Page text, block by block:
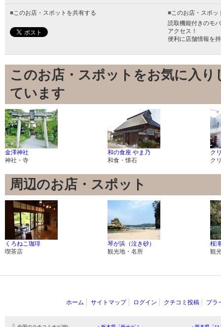
■ このお店・スポットを共有する ■ このお店・スポ
読取機能付きのモ
アクセス！
便利に店舗情報を
このお店・スポットをお気に入
ています
金澤神社
神社・寺
和の食座 やま乃
和食・懐石
ク
ク
周辺のお店・スポット
くろねこ珈琲
喫茶店
琴が浜（泣き砂）
観光地・名所
桜
観
ホーム サイトマップ ログイン クチコミ投稿 プラ